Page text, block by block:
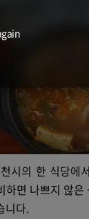
시의 한 식당에
면 나쁘지 않
니다.